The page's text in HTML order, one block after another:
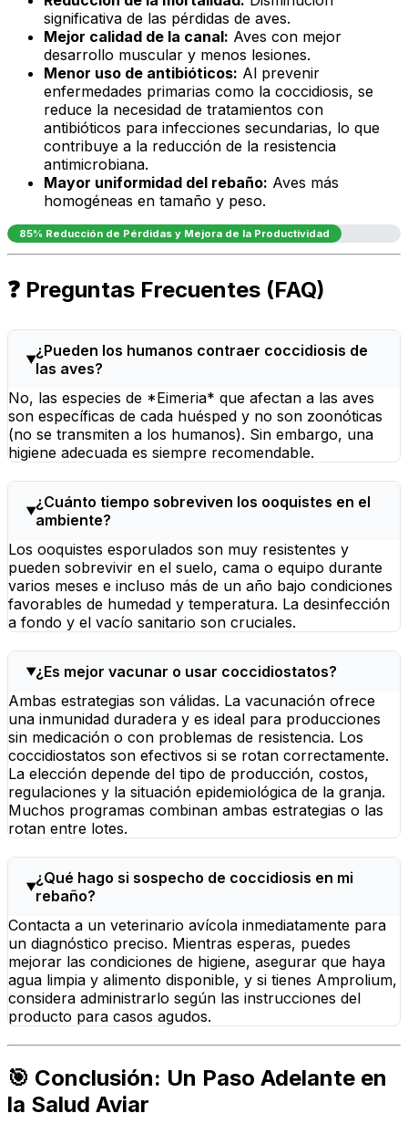
significativa de las pérdidas de aves.
Mejor calidad de la canal: Aves con mejor
desarrollo muscular y menos lesiones.
Menor uso de antibióticos: Al prevenir
enfermedades primarias como la coccidiosis, se
reduce la necesidad de tratamientos con
antibióticos para infecciones secundarias, lo que
contribuye a la reducción de la resistencia
antimicrobiana.
Mayor uniformidad del rebaño: Aves más
homogéneas en tamaño y peso.
85% Reducción de Pérdidas y Mejora de la Productividad
❓ Preguntas Frecuentes (FAQ)
¿Pueden los humanos contraer coccidiosis de
las aves?
No, las especies de *Eimeria* que afectan a las aves
son específicas de cada huésped y no son zoonóticas
(no se transmiten a los humanos). Sin embargo, una
higiene adecuada es siempre recomendable.
¿Cuánto tiempo sobreviven los ooquistes en el
ambiente?
Los ooquistes esporulados son muy resistentes y
pueden sobrevivir en el suelo, cama o equipo durante
varios meses e incluso más de un año bajo condiciones
favorables de humedad y temperatura. La desinfección
a fondo y el vacío sanitario son cruciales.
¿Es mejor vacunar o usar coccidiostatos?
Ambas estrategias son válidas. La vacunación ofrece
una inmunidad duradera y es ideal para producciones
sin medicación o con problemas de resistencia. Los
coccidiostatos son efectivos si se rotan correctamente.
La elección depende del tipo de producción, costos,
regulaciones y la situación epidemiológica de la granja.
Muchos programas combinan ambas estrategias o las
rotan entre lotes.
¿Qué hago si sospecho de coccidiosis en mi
rebaño?
Contacta a un veterinario avícola inmediatamente para
un diagnóstico preciso. Mientras esperas, puedes
mejorar las condiciones de higiene, asegurar que haya
agua limpia y alimento disponible, y si tienes Amprolium,
considera administrarlo según las instrucciones del
producto para casos agudos.
🎯 Conclusión: Un Paso Adelante en
la Salud Aviar